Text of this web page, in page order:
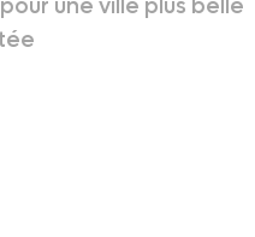
une ville plus belle